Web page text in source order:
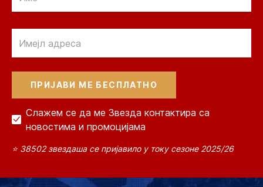
Слажем се да ме Звезда контактира са
новостима и промоцијама
⭐ 38502 звездаша се пријавило у току сезоне 2025/26